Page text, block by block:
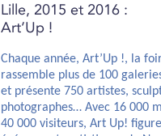
Lille, 2015 et 2016 :
Art’Up !
Chaque année, Art’Up !, la
rassemble plus de 100
et présente 750 artistes,
photographes… Avec 16 000
40 000 visiteurs, Art Up!